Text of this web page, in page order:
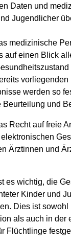
Daten und
Jugendlicher
medizinische
auf einen Blick
vorliegenden
werden so
und
Recht auf freie
Ärztinnen und
es wichtig, die
Kinder und
Dies ist sowohl
als auch in der
Flüchtlinge